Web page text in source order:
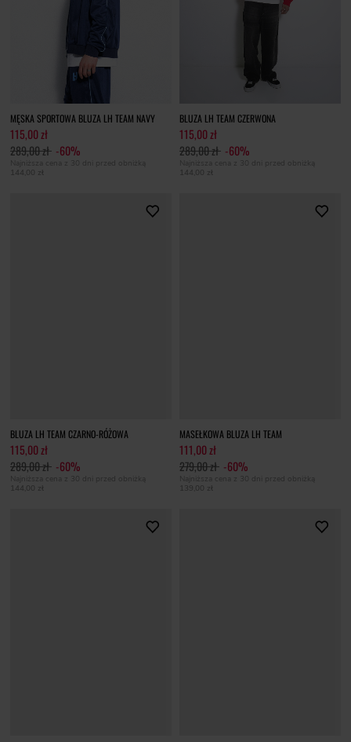
MĘSKA SPORTOWA BLUZA LH TEAM NAVY
115,00 zł
289,00 zł -60%
Najniższa cena z 30 dni przed obniżką
144,00 zł
BLUZA LH TEAM CZERWONA
115,00 zł
289,00 zł -60%
Najniższa cena z 30 dni przed obniżką
144,00 zł
BLUZA LH TEAM CZARNO-RÓŻOWA
115,00 zł
289,00 zł -60%
Najniższa cena z 30 dni przed obniżką
144,00 zł
MASEŁKOWA BLUZA LH TEAM
111,00 zł
279,00 zł -60%
Najniższa cena z 30 dni przed obniżką
139,00 zł